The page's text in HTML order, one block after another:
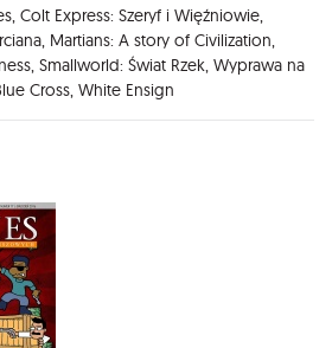
Colt Express: Szeryf i Więźniowie,
Martians: A story of Civilization,
Smallworld: Świat Rzek, Wyprawa na
Cross, White Ensign